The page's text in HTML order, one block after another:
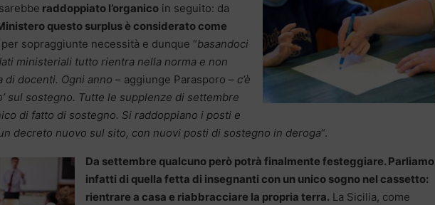
raddoppiato l’organico in seguito: da
questo surplus è considerato come
per sopraggiunte necessità e dunque “basandoci
ministeriali tutto rientra nella norma e non
di docenti. Ogni anno – aggiunge Parasporo – c’è
sul sostegno. Tutte le supplenze di settembre
di fatto di sostegno. Si raddoppiano i posti e
decreto nuovo sul sito, con nuovi posti di sostegno in deroga“.
Da settembre qualcuno però potrà finalmente festeggiare. Parliamo
infatti di quella fetta di insegnanti con un unico sogno nel cassetto:
rientrare a casa e riabbracciare la propria terra. La Sicilia, come